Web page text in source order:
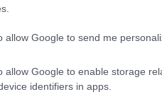
allow Google to send me
allow Google to enable storage
identifiers in apps.
a csalók a 2026-os
az FBI is